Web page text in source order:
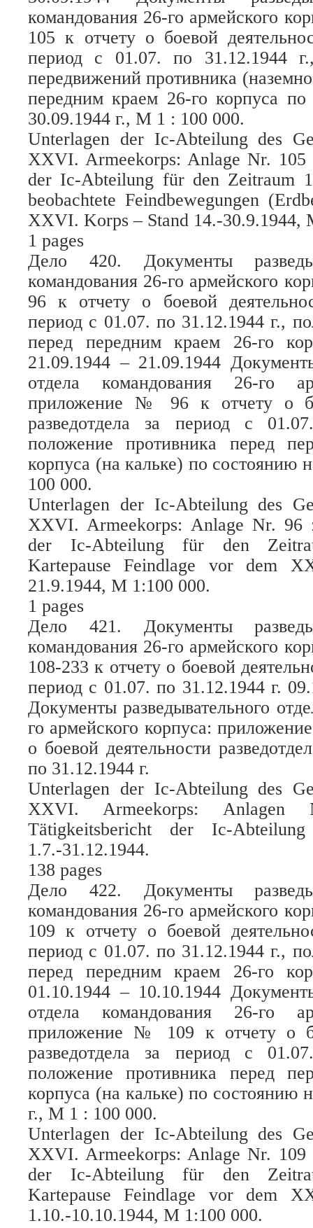
командования 26-го армейского
105 к отчету о боевой
период с 01.07. по 31.12.1944
передвижений противника
передним краем 26-го корпуса
30.09.1944 г., М 1 : 100 000.
Unterlagen der Ic-Abteilung des
XXVI. Armeekorps: Anlage Nr. 105
der Ic-Abteilung für den Zeitraum
beobachtete Feindbewegungen
XXVI. Korps – Stand 14.-30.9.1944,
1 pages
Дело 420. Документы
командования 26-го армейского
96 к отчету о боевой
период с 01.07. по 31.12.1944 г.,
перед передним краем 26-го
21.09.1944 – 21.09.1944
отдела командования 26-го
приложение № 96 к отчету о
разведотдела за период с
положение противника перед
корпуса (на кальке) по состоянию
100 000.
Unterlagen der Ic-Abteilung des
XXVI. Armeekorps: Anlage Nr. 96
der Ic-Abteilung für den
Kartepause Feindlage vor dem
21.9.1944, M 1:100 000.
1 pages
Дело 421. Документы
командования 26-го армейского
108-233 к отчету о боевой
период с 01.07. по 31.12.1944 г.
Документы разведывательного
го армейского корпуса:
о боевой деятельности
по 31.12.1944 г.
Unterlagen der Ic-Abteilung des
XXVI. Armeekorps: Anlagen
Tätigkeitsbericht der Ic-
1.7.-31.12.1944.
138 pages
Дело 422. Документы
командования 26-го армейского
109 к отчету о боевой
период с 01.07. по 31.12.1944 г.,
перед передним краем 26-го
01.10.1944 – 10.10.1944
отдела командования 26-го
приложение № 109 к отчету о
разведотдела за период с
положение противника перед
корпуса (на кальке) по состоянию
г., М 1 : 100 000.
Unterlagen der Ic-Abteilung des
XXVI. Armeekorps: Anlage Nr. 109
der Ic-Abteilung für den
Kartepause Feindlage vor dem
1.10.-10.10.1944, M 1:100 000.